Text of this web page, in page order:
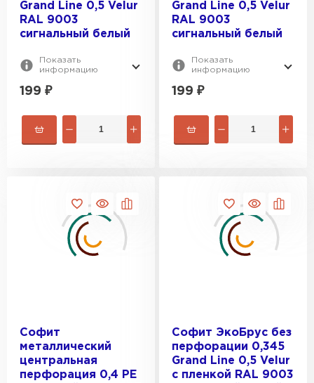
Grand Line 0,5 Velur
RAL 9003
сигнальный белый
Показать
информацию
199 ₽
Grand Line 0,5 Velur
RAL 9003
сигнальный белый
Показать
информацию
199 ₽
Софит
металлический
центральная
перфорация 0,4 PE
Софит ЭкоБрус без
перфорации 0,345
Grand Line 0,5 Velur
с пленкой RAL 9003
Профилированный лист